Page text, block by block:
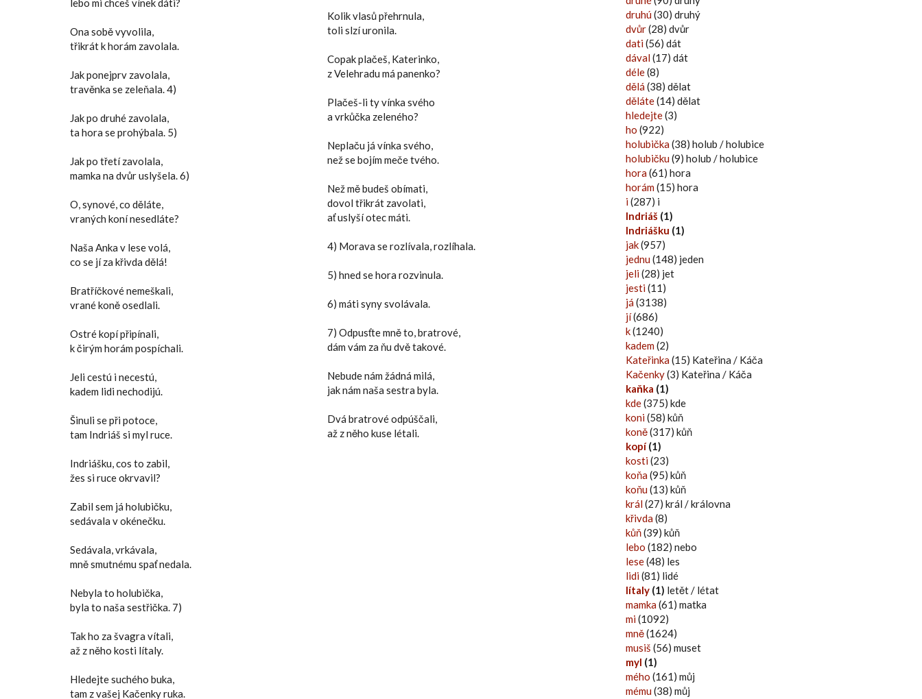
lebo mi chceš vínek dáti?
Ona sobě vyvolila,
třikrát k horám zavolala.
Jak ponejprv zavolala,
travěnka se zeleňala. 4)
Jak po druhé zavolala,
ta hora se prohýbala. 5)
Jak po třetí zavolala,
mamka na dvůr uslyšela. 6)
O, synové, co děláte,
vraných koní nesedláte?
Naša Anka v lese volá,
co se jí za křivda dělá!
Bratříčkové nemeškali,
vrané koně osedlali.
Ostré kopí připínali,
k čirým horám pospíchali.
Jeli cestú i necestú,
kadem lidi nechodijú.
Šinuli se při potoce,
tam Indriáš si myl ruce.
Indriášku, cos to zabil,
žes si ruce okrvavil?
Zabil sem já holubičku,
sedávala v okénečku.
Sedávala, vrkávala,
mně smutnému spať nedala.
Nebyla to holubička,
byla to naša sestřička. 7)
Tak ho za švagra vítali,
až z něho kosti lítaly.
Hledejte suchého buka,
tam z vašej Kačenky ruka.
Kolik vlasů přehrnula,
toli slzí uronila.
Copak plačeš, Katerinko,
z Velehradu má panenko?
Plačeš-li ty vínka svého
a vrkůčka zeleného?
Neplaču já vínka svého,
než se bojím meče tvého.
Než mě budeš obímati,
dovol třikrát zavolati,
ať uslyší otec máti.
4) Morava se rozlívala, rozlíhala.
5) hned se hora rozvinula.
6) máti syny svolávala.
7) Odpusťte mně to, bratrové,
dám vám za ňu dvě takové.
Nebude nám žádná milá,
jak nám naša sestra byla.
Dvá bratrové odpúščali,
až z něho kuse létali.
druhú(30) druhý
dvůr(28) dvůr
dati(56) dát
dával(17) dát
déle(8)
dělá(38) dělat
děláte(14) dělat
hledejte(3)
ho (922)
holubička(38) holub / holubice
holubičku(9) holub / holubice
hora(61) hora
horám(15) hora
i(287) i
Indriáš (1)
Indriášku (1)
jak(957)
jednu(148) jeden
jeli(28) jet
jesti(11)
já(3138)
jí(686)
k(1240)
kadem(2)
Kateřinka(15) Kateřina / Káča
Kačenky(3) Kateřina / Káča
kaňka (1)
kde(375) kde
koni(58) kůň
koně(317) kůň
kopí(1)
kosti(23)
koňa(95) kůň
koňu(13) kůň
král(27) král / královna
křivda(8)
kůň(39) kůň
lebo (182) nebo
lese(48) les
lidi(81) lidé
lítaly (1) letět / létat
mamka(61) matka
mi(1092)
mně(1624)
musiš (56) muset
myl (1)
mého (161) můj
mému(38) můj